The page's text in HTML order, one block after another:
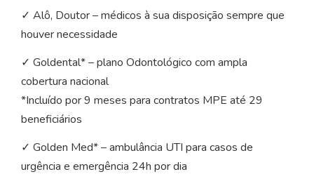
✓ Alô, Doutor – médicos à sua disposição sempre que
houver necessidade
✓ Goldental* – plano Odontológico com ampla
cobertura nacional
*Incluído por 9 meses para contratos MPE até 29
beneficiários
✓ Golden Med* – ambulância UTI para casos de
urgência e emergência 24h por dia